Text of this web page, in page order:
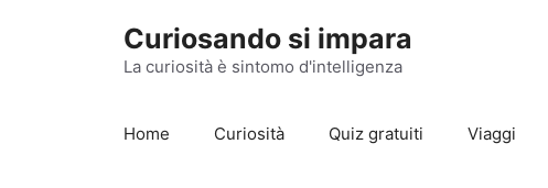
Curiosando si impara
La curiosità è sintomo d'intelligenza
Home Curiosità Quiz gratuiti Viaggi